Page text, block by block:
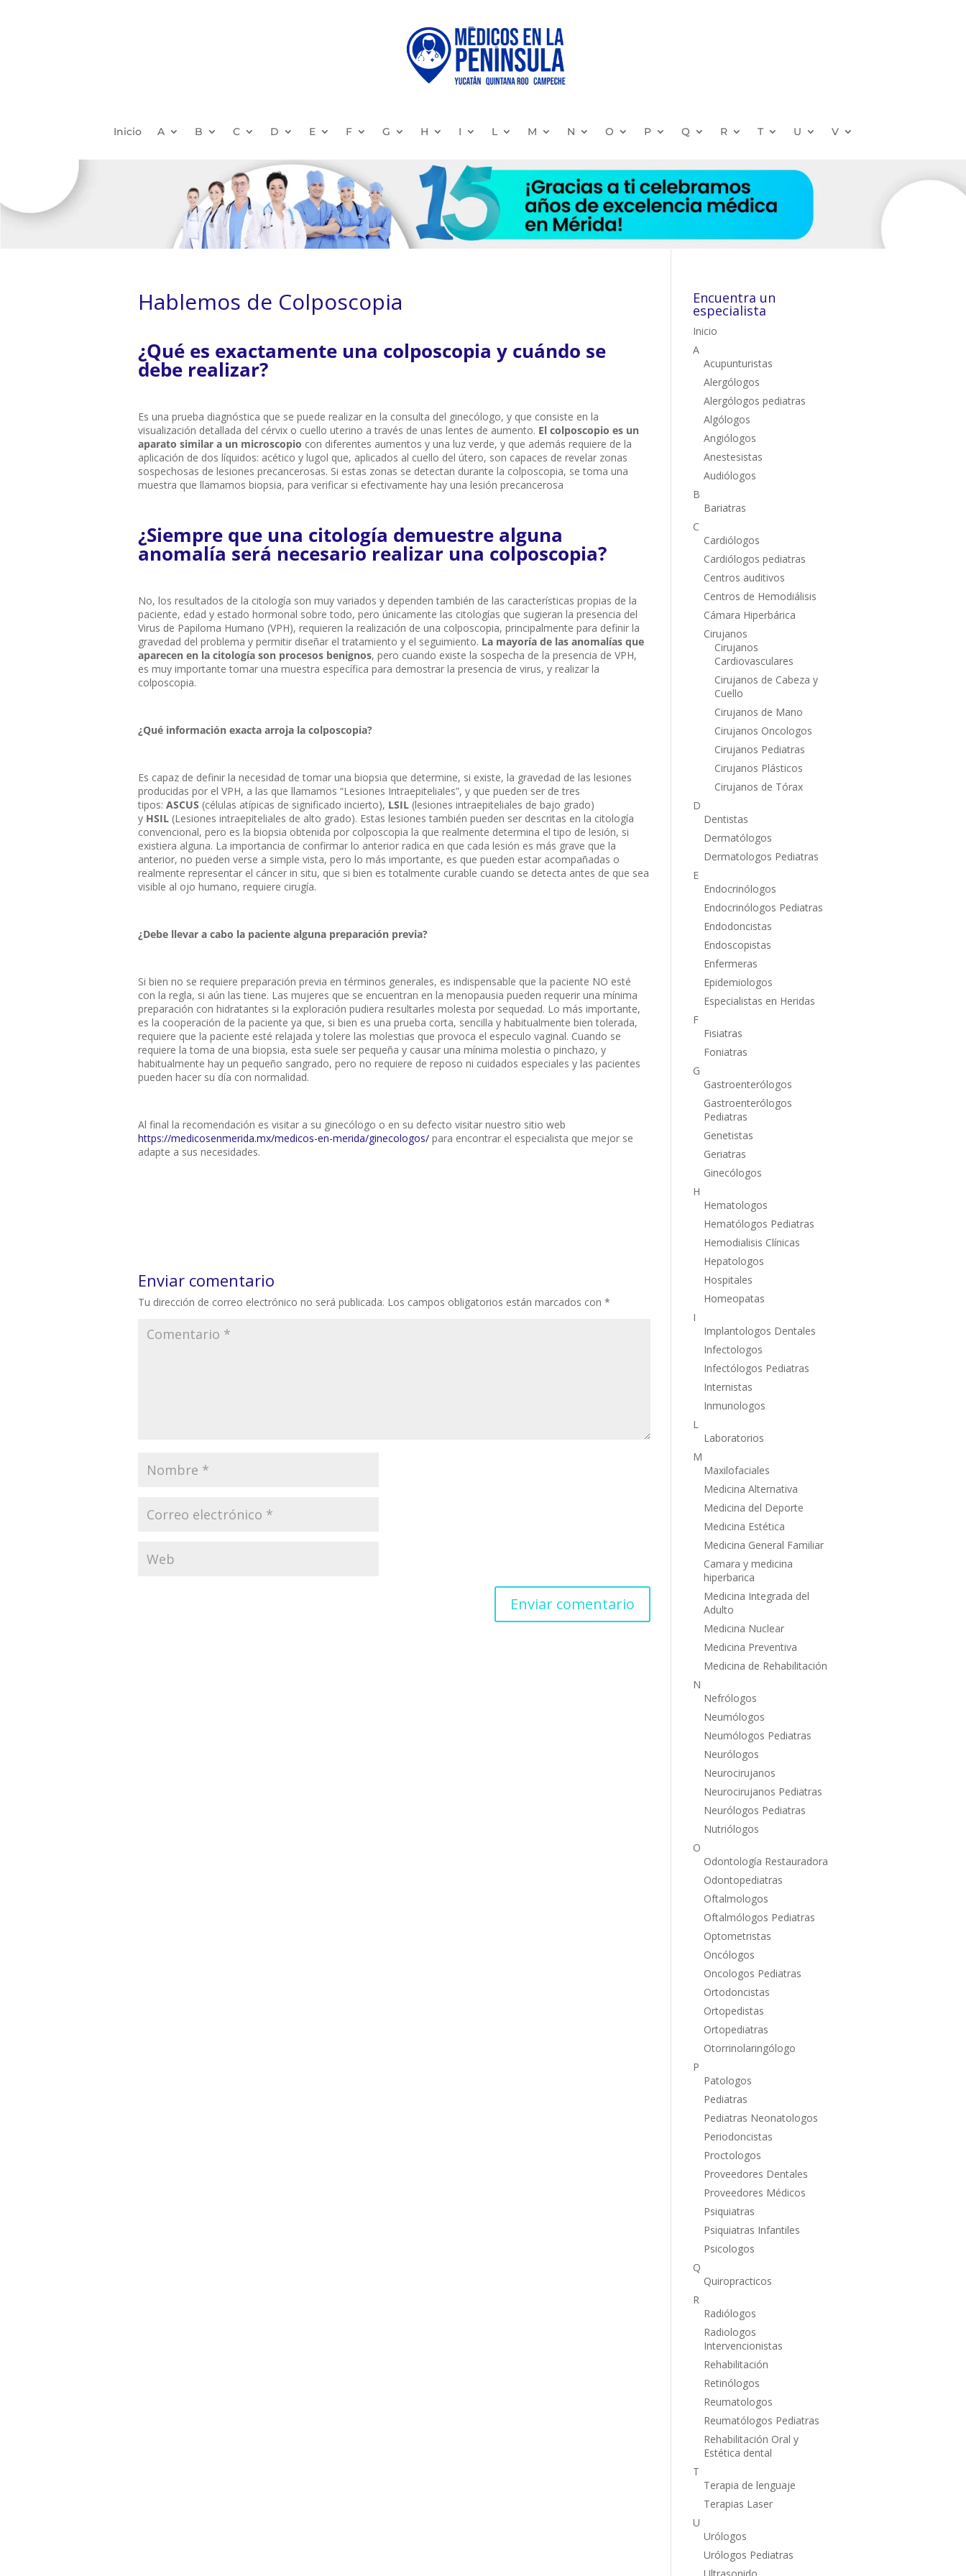
Inicio A B C D E F G H I L M N O P Q R T U V
Hablemos de Colposcopia
¿Qué es exactamente una colposcopia y cuándo se
debe realizar?
Es una prueba diagnóstica que se puede realizar en la consulta del ginecólogo, y que consiste en la
visualización detallada del cérvix o cuello uterino a través de unas lentes de aumento. El colposcopio es un
aparato similar a un microscopio con diferentes aumentos y una luz verde, y que además requiere de la
aplicación de dos líquidos: acético y lugol que, aplicados al cuello del útero, son capaces de revelar zonas
sospechosas de lesiones precancerosas. Si estas zonas se detectan durante la colposcopia, se toma una
muestra que llamamos biopsia, para verificar si efectivamente hay una lesión precancerosa
¿Siempre que una citología demuestre alguna
anomalía será necesario realizar una colposcopia?
No, los resultados de la citología son muy variados y dependen también de las características propias de la
paciente, edad y estado hormonal sobre todo, pero únicamente las citologías que sugieran la presencia del
Virus de Papiloma Humano (VPH), requieren la realización de una colposcopia, principalmente para definir la
gravedad del problema y permitir diseñar el tratamiento y el seguimiento. La mayoría de las anomalías que
aparecen en la citología son procesos benignos, pero cuando existe la sospecha de la presencia de VPH,
es muy importante tomar una muestra específica para demostrar la presencia de virus, y realizar la
colposcopia.
¿Qué información exacta arroja la colposcopia?
Es capaz de definir la necesidad de tomar una biopsia que determine, si existe, la gravedad de las lesiones
producidas por el VPH, a las que llamamos “Lesiones Intraepiteliales”, y que pueden ser de tres
tipos: ASCUS (células atípicas de significado incierto), LSIL (lesiones intraepiteliales de bajo grado)
y HSIL (Lesiones intraepiteliales de alto grado). Estas lesiones también pueden ser descritas en la citología
convencional, pero es la biopsia obtenida por colposcopia la que realmente determina el tipo de lesión, si
existiera alguna. La importancia de confirmar lo anterior radica en que cada lesión es más grave que la
anterior, no pueden verse a simple vista, pero lo más importante, es que pueden estar acompañadas o
realmente representar el cáncer in situ, que si bien es totalmente curable cuando se detecta antes de que sea
visible al ojo humano, requiere cirugía.
¿Debe llevar a cabo la paciente alguna preparación previa?
Si bien no se requiere preparación previa en términos generales, es indispensable que la paciente NO esté
con la regla, si aún las tiene. Las mujeres que se encuentran en la menopausia pueden requerir una mínima
preparación con hidratantes si la exploración pudiera resultarles molesta por sequedad. Lo más importante,
es la cooperación de la paciente ya que, si bien es una prueba corta, sencilla y habitualmente bien tolerada,
requiere que la paciente esté relajada y tolere las molestias que provoca el especulo vaginal. Cuando se
requiere la toma de una biopsia, esta suele ser pequeña y causar una mínima molestia o pinchazo, y
habitualmente hay un pequeño sangrado, pero no requiere de reposo ni cuidados especiales y las pacientes
pueden hacer su día con normalidad.
Al final la recomendación es visitar a su ginecólogo o en su defecto visitar nuestro sitio web
https://medicosenmerida.mx/medicos-en-merida/ginecologos/ para encontrar el especialista que mejor se
adapte a sus necesidades.
Enviar comentario
Tu dirección de correo electrónico no será publicada. Los campos obligatorios están marcados con *
Encuentra un
especialista
Inicio
A
Acupunturistas
Alergólogos
Alergólogos pediatras
Algólogos
Angiólogos
Anestesistas
Audiólogos
B
Bariatras
C
Cardiólogos
Cardiólogos pediatras
Centros auditivos
Centros de Hemodiálisis
Cámara Hiperbárica
Cirujanos
Cirujanos
Cardiovasculares
Cirujanos de Cabeza y
Cuello
Cirujanos de Mano
Cirujanos Oncologos
Cirujanos Pediatras
Cirujanos Plásticos
Cirujanos de Tórax
D
Dentistas
Dermatólogos
Dermatologos Pediatras
E
Endocrinólogos
Endocrinólogos Pediatras
Endodoncistas
Endoscopistas
Enfermeras
Epidemiologos
Especialistas en Heridas
F
Fisiatras
Foniatras
G
Gastroenterólogos
Gastroenterólogos
Pediatras
Genetistas
Geriatras
Ginecólogos
H
Hematologos
Hematólogos Pediatras
Hemodialisis Clínicas
Hepatologos
Hospitales
Homeopatas
I
Implantologos Dentales
Infectologos
Infectólogos Pediatras
Internistas
Inmunologos
L
Laboratorios
M
Maxilofaciales
Medicina Alternativa
Medicina del Deporte
Medicina Estética
Medicina General Familiar
Camara y medicina
hiperbarica
Medicina Integrada del
Adulto
Medicina Nuclear
Medicina Preventiva
Medicina de Rehabilitación
N
Nefrólogos
Neumólogos
Neumólogos Pediatras
Neurólogos
Neurocirujanos
Neurocirujanos Pediatras
Neurólogos Pediatras
Nutriólogos
O
Odontología Restauradora
Odontopediatras
Oftalmologos
Oftalmólogos Pediatras
Optometristas
Oncólogos
Oncologos Pediatras
Ortodoncistas
Ortopedistas
Ortopediatras
Otorrinolaringólogo
P
Patologos
Pediatras
Pediatras Neonatologos
Periodoncistas
Proctologos
Proveedores Dentales
Proveedores Médicos
Psiquiatras
Psiquiatras Infantiles
Psicologos
Q
Quiropracticos
R
Radiólogos
Radiologos
Intervencionistas
Rehabilitación
Retinólogos
Reumatologos
Reumatólogos Pediatras
Rehabilitación Oral y
Estética dental
T
Terapia de lenguaje
Terapias Laser
U
Urólogos
Urólogos Pediatras
Ultrasonido